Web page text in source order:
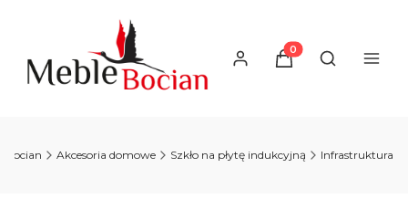
Produkty w
Otwórz
Bocian Akcesoria domowe Szkło na płytę indukcyjną Infrastruktura